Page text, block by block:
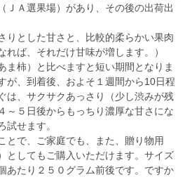
ＪＡ選果場）があり、その後の出荷出
りとした甘さと、比較的柔らかい果肉
れば、それだけ甘味が増します。）
柿）と比べますと短い期間となりま
が、到着後、およそ１週間から10日程
は、サクサクあっさり（少し渋みが残
～５日後からもっちり濃厚な甘さにな
試せます。
で、ご家庭でも、また、贈り物用
としてもご購入いただけます。サイズ
あたり２５０グラム前後です。ですか